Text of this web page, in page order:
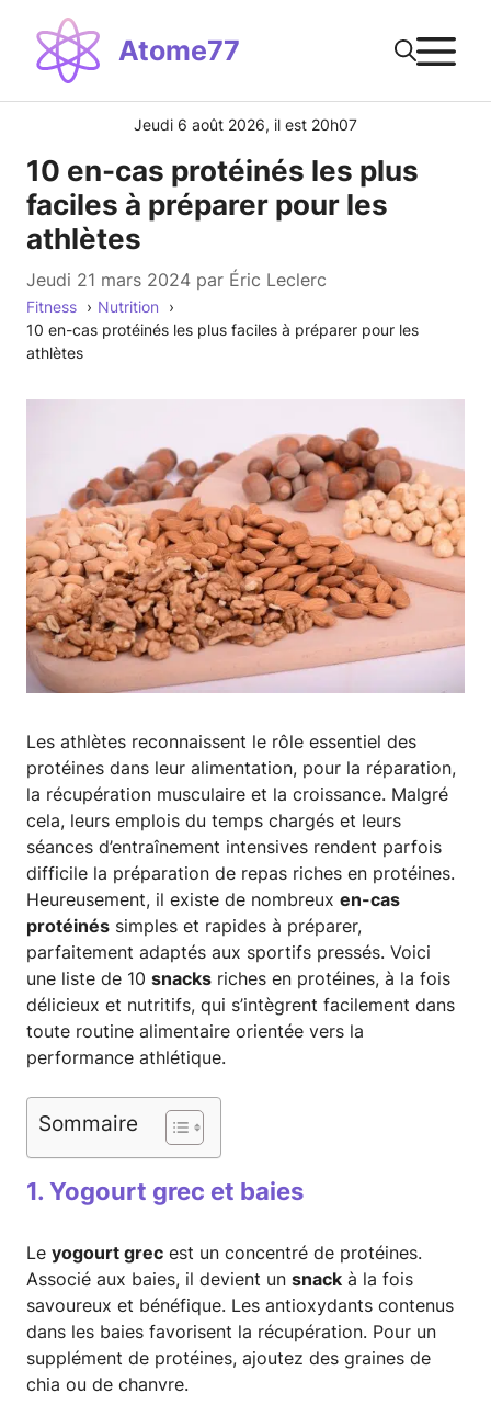
contenu
Atome77
Jeudi 6 août 2026, il est 20h07
10 en-cas protéinés les plus
faciles à préparer pour les
athlètes
jeudi 21 mars 2024 par Éric Leclerc
Fitness
Nutrition
10 en-cas protéinés les plus faciles à préparer pour les
athlètes
Les athlètes reconnaissent le rôle essentiel des
protéines dans leur alimentation, pour la réparation,
la récupération musculaire et la croissance. Malgré
cela, leurs emplois du temps chargés et leurs
séances d’entraînement intensives rendent parfois
difficile la préparation de repas riches en protéines.
Heureusement, il existe de nombreux en-cas
protéinés simples et rapides à préparer,
parfaitement adaptés aux sportifs pressés. Voici
une liste de 10 snacks riches en protéines, à la fois
délicieux et nutritifs, qui s’intègrent facilement dans
toute routine alimentaire orientée vers la
performance athlétique.
Sommaire
1. Yogourt grec et baies
Le yogourt grec est un concentré de protéines.
Associé aux baies, il devient un snack à la fois
savoureux et bénéfique. Les antioxydants contenus
dans les baies favorisent la récupération. Pour un
supplément de protéines, ajoutez des graines de
chia ou de chanvre.